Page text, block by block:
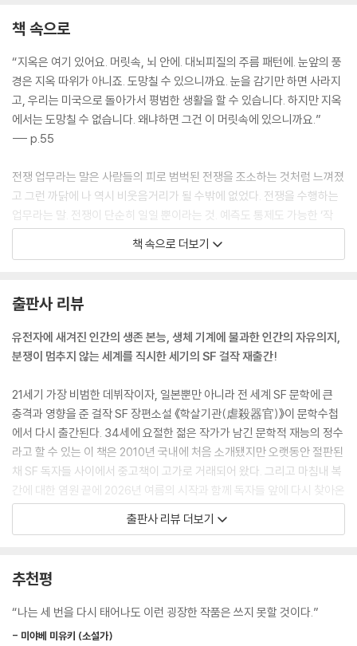
책 속으로
“지옥은 여기 있어요. 머릿속, 뇌 안에. 대뇌피질의 주름 패턴에. 눈앞의 풍
경은 지옥 따위가 아니죠. 도망칠 수 있으니까요. 눈을 감기만 하면 사라지
고, 우리는 미국으로 돌아가서 평범한 생활을 할 수 있습니다. 하지만 지옥
에서는 도망칠 수 없습니다. 왜냐하면 그건 이 머릿속에 있으니까요.”
--- p.55
전쟁 업무라는 말은 사람들의 피로 범벅된 전쟁을 조소하는 것처럼 느껴졌
고 그런 까닭에 나 역시 비웃음거리가 될 수밖에 없었다. 전쟁을 수행하는
업무라는 말. 전쟁이 단순히 일일 뿐이라는 것. 예측도 통제도 가능한 ‘작
업’이라는 것.
는다는 것은 안다. 그렇지만 언어가 진화의 적응에 의해 발생한 ‘기관’에 불
과하다고 해도, 자기 자신의 ‘기관’에 의해 사라진 생물도 있지 않은가.
긴 이빨 때문에 사라진 검치호 같은.
죄책감의 대상이 죽어버린다는 것은 언젠가 속죄할 수 있다는 희망을 박탈
당하는 것이다. 살인이 가장 질 나쁜 죄인 이유는 속죄가 불가능하기 때문
이다. ‘너를 용서한다’라는 말을 듣는 것이 절대적으로 불가능하기 때문이
다.
죽은 이는 누구도 용서할 수 없다.
--- p.189
“우리는 깨알만 한 관심만 있으면 그 제품을 구성하는 모든 재료를 인터넷
쳐 온 시간과 공간이 기록되는 사회니까. 사람들은 부드바이젤이 안전하게
어졌는지 알고 싶어 해. 자기 집의 건축자재가 어느 숲에서 벌목된 통나무
인지까지 알 수 있지. 그런 물건의 이동 경로가 자아내는 것은 물질이 끊임
책 속으로 더보기
출판사 리뷰
유전자에 새겨진 인간의 생존 본능, 생체 기계에 불과한 인간의 자유의지,
분쟁이 멈추지 않는 세계를 직시한 세기의 SF 걸작 재출간!
21세기 가장 비범한 데뷔작이자, 일본뿐만 아니라 전 세계 SF 문학에 큰
충격과 영향을 준 걸작 SF 장편소설 《학살기관(虐殺器官)》이 문학수첩
에서 다시 출간된다. 34세에 요절한 젊은 작가가 남긴 문학적 재능의 정수
라고 할 수 있는 이 책은 2010년 국내에 처음 소개됐지만 오랫동안 절판된
채 SF 독자들 사이에서 중고책이 고가로 거래되어 왔다. 그리고 마침내 복
간에 대한 염원 끝에 2026년 여름의 시작과 함께 독자들 앞에 다시 찾아온
다. 이번에 재출간되는 책은 2010년 출간작의 번역자가 오역을 바로잡고
등장인물들의 말투에 개성을 부여하여 더 자연스럽게 읽히도록 세심하게
인간 존재에 대한 과학적/철학적 고민, 새로운 테크놀로지에 대한 참신한
설정과 정밀한 묘사, 디테일하면서도 박진감 넘치는 전투 장면 등 SF 팬들
출판사 리뷰 더보기
추천평
“나는 세 번을 다시 태어나도 이런 굉장한 작품은 쓰지 못할 것이다.”
- 미야베 미유키 (소설가)